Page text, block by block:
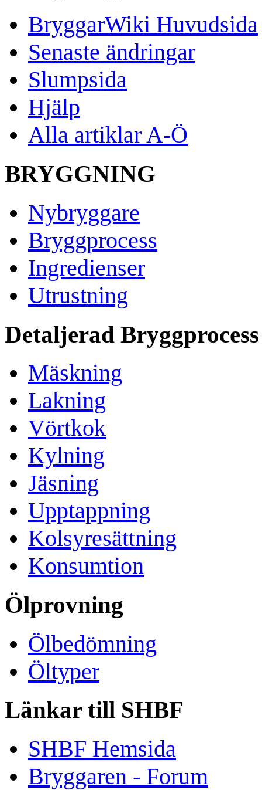
BryggarWiki Huvudsida
Senaste ändringar
Slumpsida
Hjälp
Alla artiklar A-Ö
BRYGGNING
Nybryggare
Bryggprocess
Ingredienser
Utrustning
Detaljerad Bryggprocess
Mäskning
Lakning
Vörtkok
Kylning
Jäsning
Upptappning
Kolsyresättning
Konsumtion
Ölprovning
Ölbedömning
Öltyper
Länkar till SHBF
SHBF Hemsida
Bryggaren - Forum